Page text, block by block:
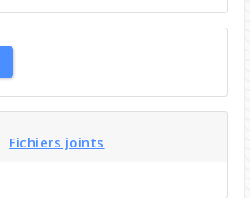
Fichiers joints